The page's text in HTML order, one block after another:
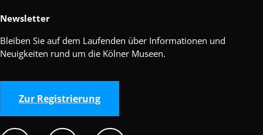
Newsletter
Bleiben Sie auf dem Laufenden über Informationen und
Neuigkeiten rund um die Kölner Museen.
Zur Registrierung